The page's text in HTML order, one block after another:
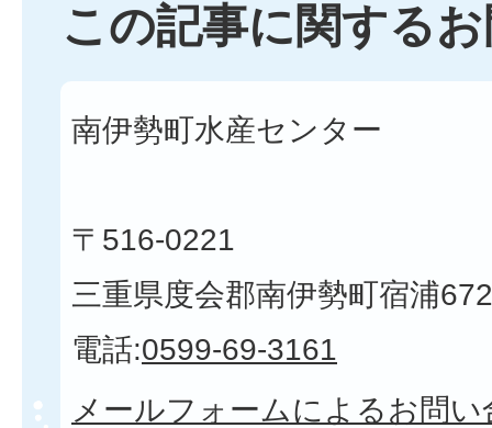
この記事に関する
南伊勢町水産センター
〒516-0221
三重県度会郡南伊勢町宿浦
電話:0599-69-3161
メールフォームによるお問い